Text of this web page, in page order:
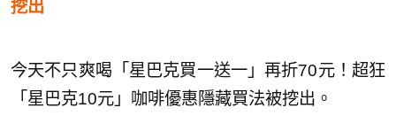
挖出
今天不只爽喝「星巴克買一送一」再折70元！超狂
「星巴克10元」咖啡優惠隱藏買法被挖出。